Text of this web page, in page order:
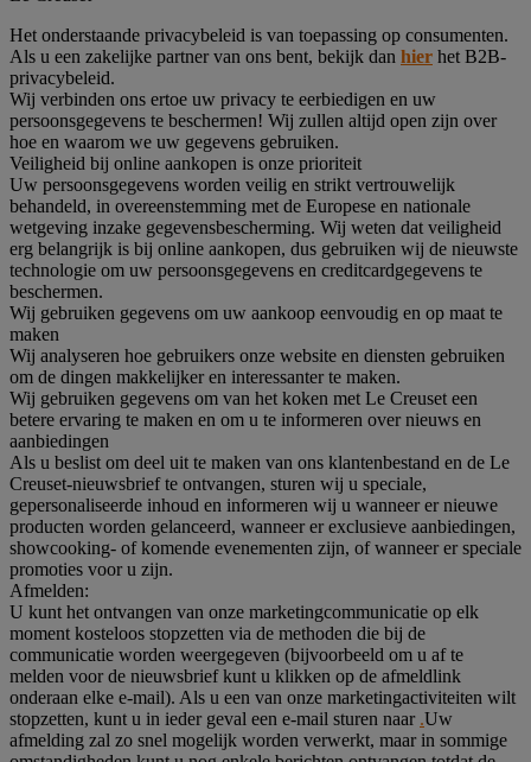
Het onderstaande privacybeleid is van toepassing op consumenten.
Als u een zakelijke partner van ons bent, bekijk dan hier het B2B-
privacybeleid.
Wij verbinden ons ertoe uw privacy te eerbiedigen en uw
persoonsgegevens te beschermen! Wij zullen altijd open zijn over
hoe en waarom we uw gegevens gebruiken.
Veiligheid bij online aankopen is onze prioriteit
Uw persoonsgegevens worden veilig en strikt vertrouwelijk
behandeld, in overeenstemming met de Europese en nationale
wetgeving inzake gegevensbescherming. Wij weten dat veiligheid
erg belangrijk is bij online aankopen, dus gebruiken wij de nieuwste
technologie om uw persoonsgegevens en creditcardgegevens te
beschermen.
Wij gebruiken gegevens om uw aankoop eenvoudig en op maat te
maken
Wij analyseren hoe gebruikers onze website en diensten gebruiken
om de dingen makkelijker en interessanter te maken.
Wij gebruiken gegevens om van het koken met Le Creuset een
betere ervaring te maken en om u te informeren over nieuws en
aanbiedingen
Als u beslist om deel uit te maken van ons klantenbestand en de Le
Creuset-nieuwsbrief te ontvangen, sturen wij u speciale,
gepersonaliseerde inhoud en informeren wij u wanneer er nieuwe
producten worden gelanceerd, wanneer er exclusieve aanbiedingen,
showcooking- of komende evenementen zijn, of wanneer er speciale
promoties voor u zijn.
Afmelden:
U kunt het ontvangen van onze marketingcommunicatie op elk
moment kosteloos stopzetten via de methoden die bij de
communicatie worden weergegeven (bijvoorbeeld om u af te
melden voor de nieuwsbrief kunt u klikken op de afmeldlink
onderaan elke e-mail). Als u een van onze marketingactiviteiten wilt
stopzetten, kunt u in ieder geval een e-mail sturen naar .Uw
afmelding zal zo snel mogelijk worden verwerkt, maar in sommige